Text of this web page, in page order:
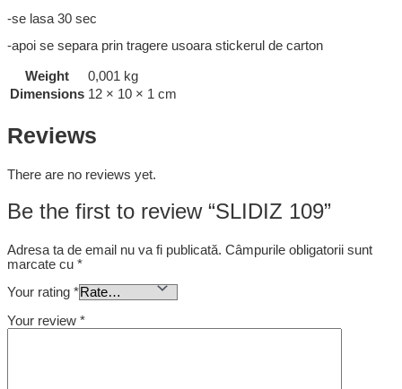
-se lasa 30 sec
-apoi se separa prin tragere usoara stickerul de carton
Weight
0,001 kg
Dimensions 12 × 10 × 1 cm
Reviews
There are no reviews yet.
Be the first to review “SLIDIZ 109”
Adresa ta de email nu va fi publicată. Câmpurile obligatorii sunt
marcate cu *
Your rating *
Your review *